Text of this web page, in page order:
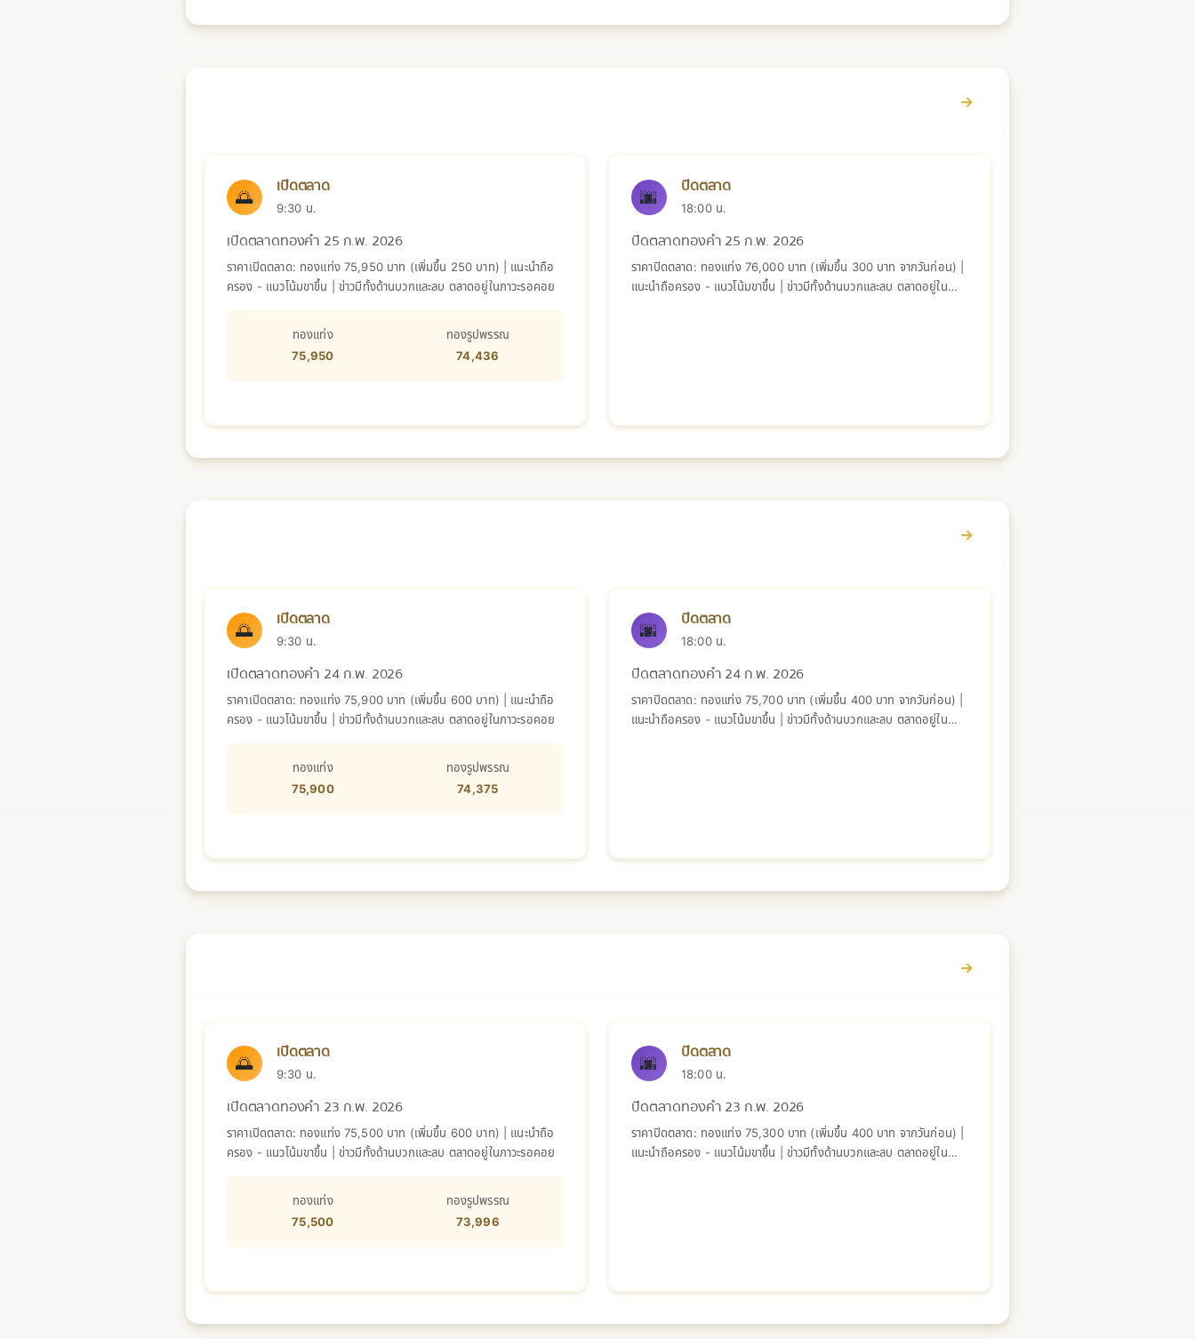
🌅 เปิดตลาด
9:30 น.
เปิดตลาดทองคำ 25 ก.พ. 2026
ราคาเปิดตลาด: ทองแท่ง 75,950 บาท (เพิ่มขึ้น 250 บาท) | แนะนำถือ
ครอง - แนวโน้มขาขึ้น | ข่าวมีทั้งด้านบวกและลบ ตลาดอยู่ในภาวะรอคอย
ทองแท่ง
75,950
ทองรูปพรรณ
74,436
🌆 ปิดตลาด
18:00 น.
ปิดตลาดทองคำ 25 ก.พ. 2026
ราคาปิดตลาด: ทองแท่ง 76,000 บาท (เพิ่มขึ้น 300 บาท จากวันก่อน) |
แนะนำถือครอง - แนวโน้มขาขึ้น | ข่าวมีทั้งด้านบวกและลบ ตลาดอยู่ใน
🌅 เปิดตลาด
9:30 น.
เปิดตลาดทองคำ 24 ก.พ. 2026
ราคาเปิดตลาด: ทองแท่ง 75,900 บาท (เพิ่มขึ้น 600 บาท) | แนะนำถือ
ครอง - แนวโน้มขาขึ้น | ข่าวมีทั้งด้านบวกและลบ ตลาดอยู่ในภาวะรอคอย
ทองแท่ง
75,900
ทองรูปพรรณ
74,375
🌆 ปิดตลาด
18:00 น.
ปิดตลาดทองคำ 24 ก.พ. 2026
ราคาปิดตลาด: ทองแท่ง 75,700 บาท (เพิ่มขึ้น 400 บาท จากวันก่อน) |
แนะนำถือครอง - แนวโน้มขาขึ้น | ข่าวมีทั้งด้านบวกและลบ ตลาดอยู่ใน
🌅 เปิดตลาด
9:30 น.
เปิดตลาดทองคำ 23 ก.พ. 2026
ราคาเปิดตลาด: ทองแท่ง 75,500 บาท (เพิ่มขึ้น 600 บาท) | แนะนำถือ
ครอง - แนวโน้มขาขึ้น | ข่าวมีทั้งด้านบวกและลบ ตลาดอยู่ในภาวะรอคอย
ทองแท่ง
75,500
ทองรูปพรรณ
73,996
🌆 ปิดตลาด
18:00 น.
ปิดตลาดทองคำ 23 ก.พ. 2026
ราคาปิดตลาด: ทองแท่ง 75,300 บาท (เพิ่มขึ้น 400 บาท จากวันก่อน) |
แนะนำถือครอง - แนวโน้มขาขึ้น | ข่าวมีทั้งด้านบวกและลบ ตลาดอยู่ใน